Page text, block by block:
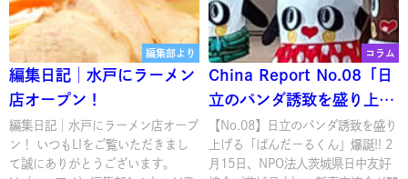
編集部より
編集日記│水戸にラーメン
店オープン！
編集日記│水戸にラーメン店オープ
ン！ いつもLIをご覧いただきまし
て誠にありがとうございます。
コラム
China Report No.08「日
立のパンダ誘致を盛り上げ
る「ぱんだーるくん」爆
誕!!」
【No.08】日立のパンダ誘致を盛り
上げる「ぱんだーるくん」爆誕!! 2
月15日、NPO法人茨城県日中友好